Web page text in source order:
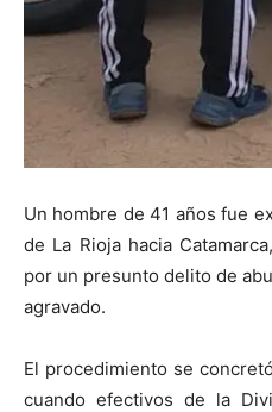
Un hombre de 41 años fue
de La Rioja hacia
por un presunto delito de
agravado.
El procedimiento se
cuando efectivos de la